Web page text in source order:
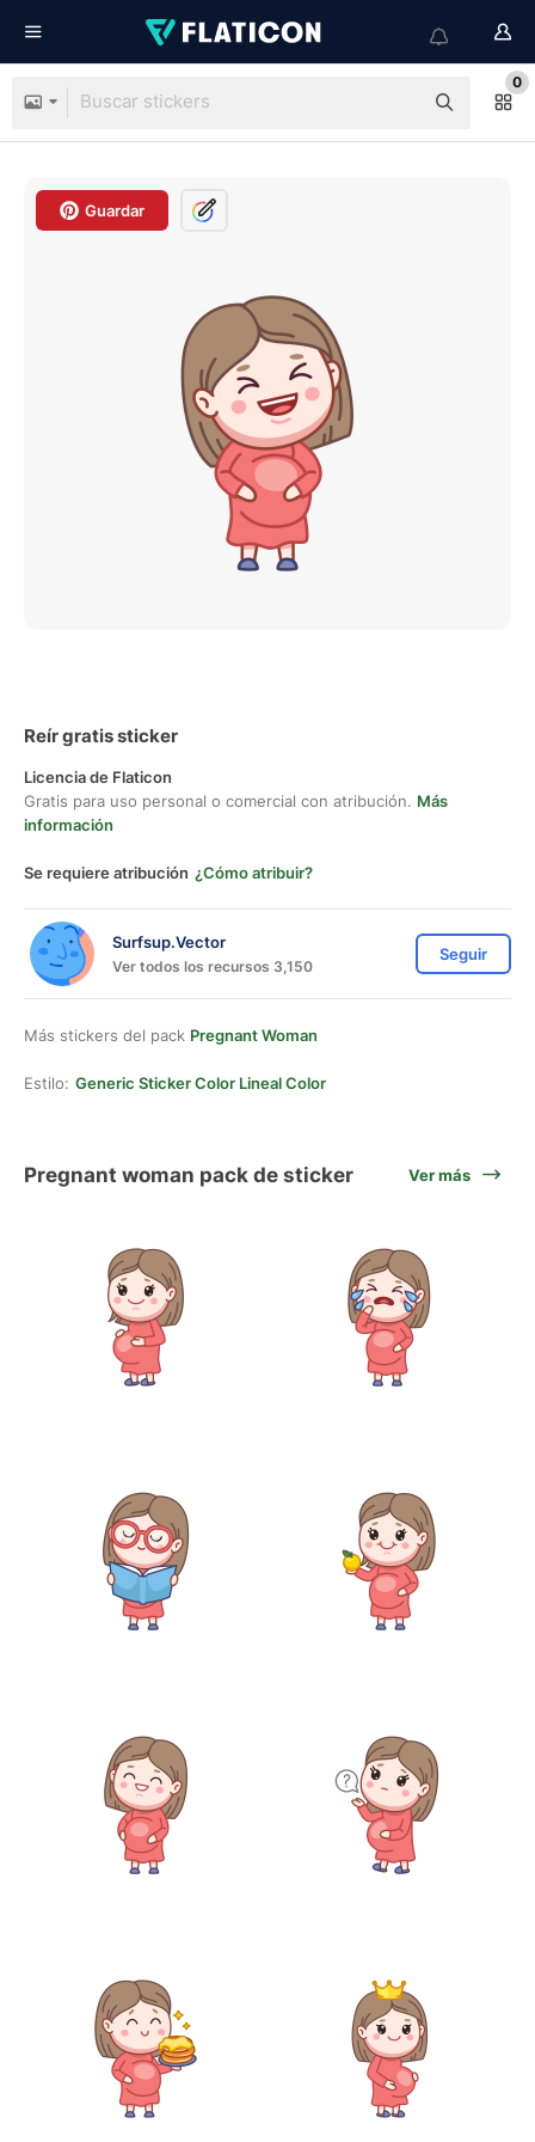
0
Guardar
Reír gratis sticker
Licencia de Flaticon
Gratis para uso personal o comercial con atribución. Más
información
Se requiere atribución ¿Cómo atribuir?
Surfsup.Vector
Ver todos los recursos 3,150
Seguir
Más stickers del pack Pregnant Woman
Estilo: Generic Sticker Color Lineal Color
Pregnant woman pack de sticker Ver más